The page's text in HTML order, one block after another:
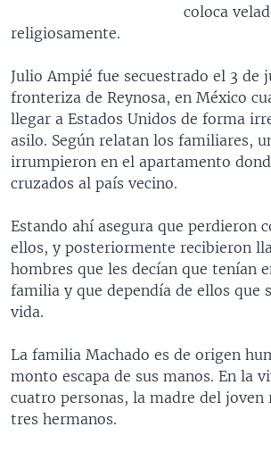
coloca
religiosamente.
Julio Ampié fue secuestrado el 3 de
fronteriza de Reynosa, en México
llegar a Estados Unidos de forma
asilo. Según relatan los familiares,
irrumpieron en el apartamento
cruzados al país vecino.
Estando ahí asegura que perdieron
ellos, y posteriormente recibieron
hombres que les decían que tenían
familia y que dependía de ellos que
vida.
La familia Machado es de origen
monto escapa de sus manos. En la
cuatro personas, la madre del joven
tres hermanos.